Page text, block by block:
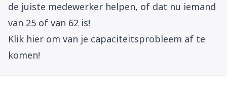
de juiste medewerker helpen, of dat nu iemand
van 25 of van 62 is!
Klik hier om van je capaciteitsprobleem af te
komen!